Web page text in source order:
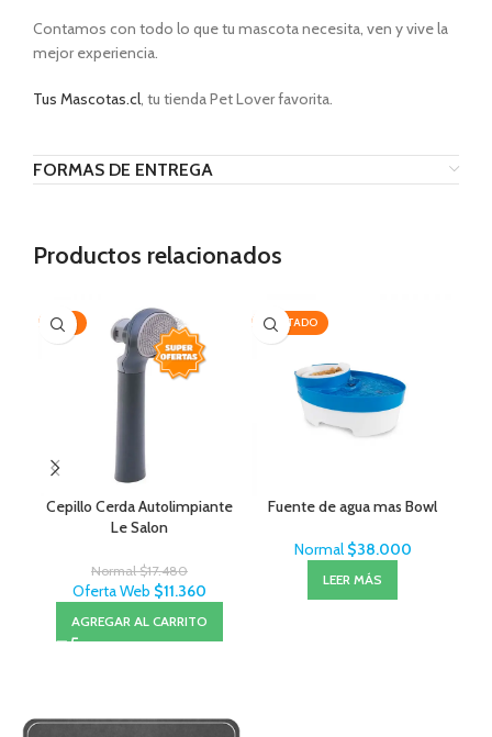
Contamos con todo lo que tu mascota necesita, ven y vive la
mejor experiencia.
Tus Mascotas.cl, tu tienda Pet Lover favorita.
FORMAS DE ENTREGA
Productos relacionados
-35%
Cepillo Cerda Autolimpiante
Le Salon
Normal$17.480
Oferta Web $11.360
AGREGAR AL CARRITO
AGOTADO
Fuente de agua mas Bowl
Normal $38.000
LEER MÁS